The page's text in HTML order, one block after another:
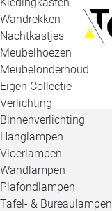
Wandrekken
Nachtkastjes
Meubelhoezen
Meubelonderhoud
Eigen Collectie
Verlichting
Binnenverlichting
Hanglampen
Vloerlampen
Wandlampen
Plafondlampen
Tafel- & Bureaulampen